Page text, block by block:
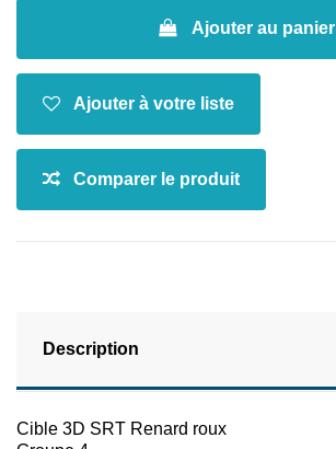
Ajouter au panier
Description
Cible 3D SRT Renard roux